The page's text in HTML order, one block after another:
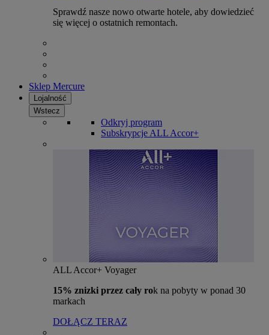
Sprawdź nasze nowo otwarte hotele, aby dowiedzieć
się więcej o ostatnich remontach.
Sklep Mercure
Lojalność
Wstecz
Odkryj program
Subskrypcje ALL Accor+
ALL Accor+ Voyager
15% znizki przez cały rok na pobyty w ponad 30
markach
DOŁĄCZ TERAZ